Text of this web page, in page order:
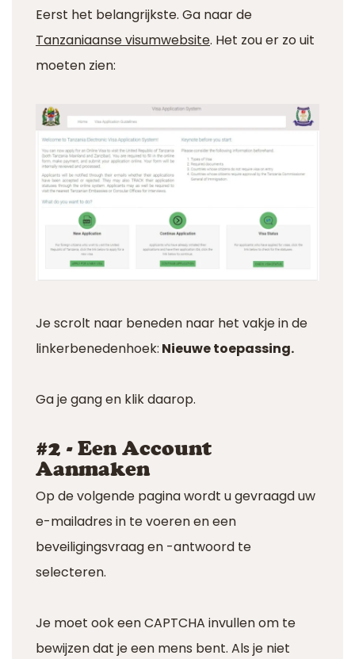
Eerst het belangrijkste. Ga naar de
Tanzaniaanse visumwebsite. Het zou er zo uit
moeten zien:
Je scrolt naar beneden naar het vakje in de
linkerbenedenhoek: Nieuwe toepassing.
Ga je gang en klik daarop.
#2 - Een Account
Aanmaken
Op de volgende pagina wordt u gevraagd uw
e-mailadres in te voeren en een
beveiligingsvraag en -antwoord te
selecteren.
Je moet ook een CAPTCHA invullen om te
bewijzen dat je een mens bent. Als je niet